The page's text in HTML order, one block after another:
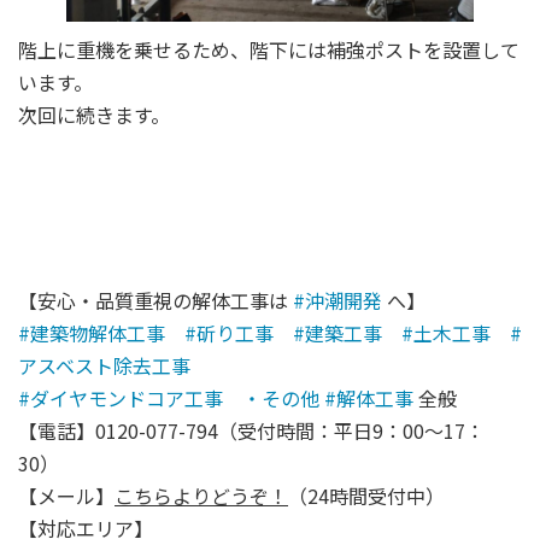
階上に重機を乗せるため、階下には補強ポストを設置して
います。
次回に続きます。
【安心・品質重視の解体工事は #沖潮開発 へ】
#建築物解体工事 #斫り工事 #建築工事 #土木工事 #
アスベスト除去工事
#ダイヤモンドコア工事 ・その他 #解体工事全般
【電話】0120-077-794（受付時間：平日9：00～17：
30）
【メール】 こちらよりどうぞ！
（24時間受付中）
【対応エリア】